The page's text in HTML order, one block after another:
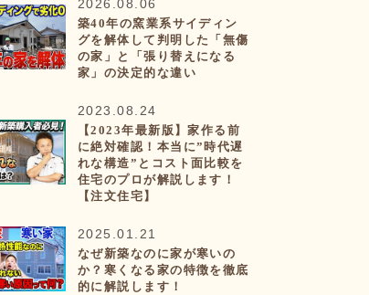
2026.08.06
築40年の窯業系サイディン
グを解体して判明した「無傷
の家」と「張り替えになる
家」の決定的な違い
2023.08.24
【2023年最新版】家作る前
に絶対確認！本当に”時代遅
れな構造”とコスト面比較を
住宅のプロが解説します！
【注文住宅】
2025.01.21
なぜ新築なのに家が寒いの
か？寒くなる家の特徴を徹底
的に解説します！